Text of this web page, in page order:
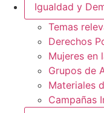
Igualdad y
Temas
Derechos
Mujeres en
Grupos de
Materiales
Campañas